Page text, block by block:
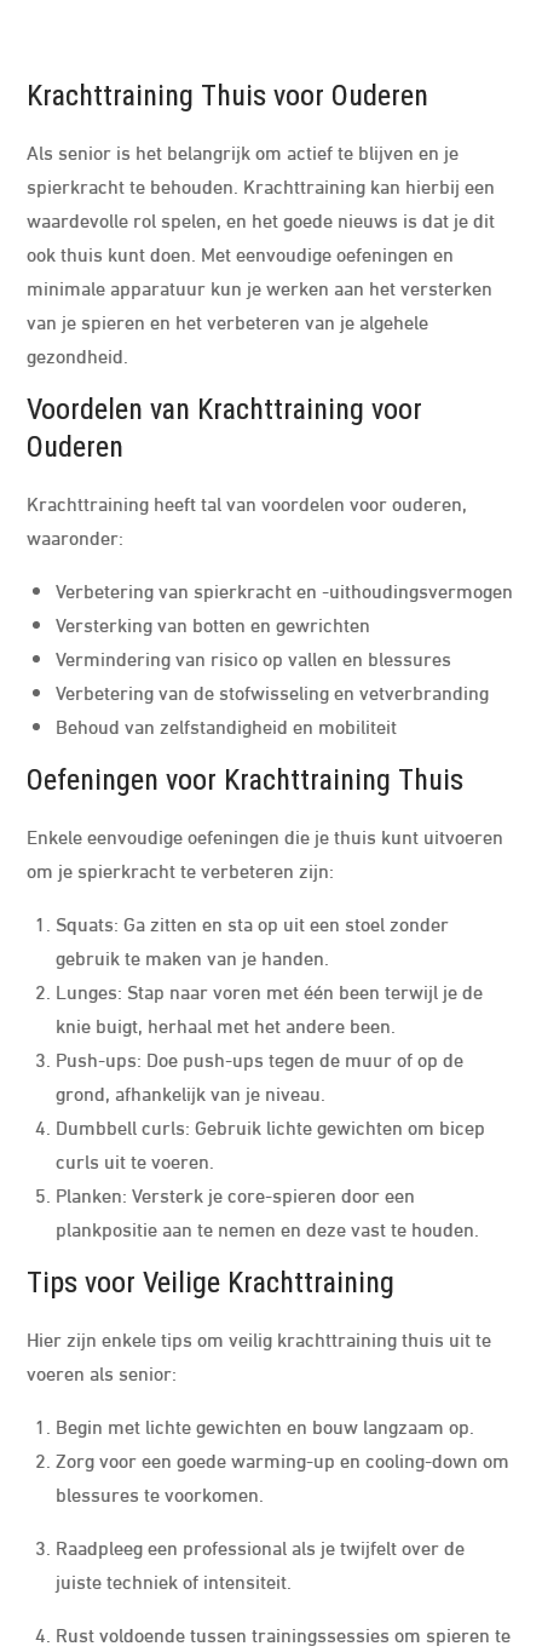
Krachttraining Thuis voor Ouderen
Als senior is het belangrijk om actief te blijven en je
spierkracht te behouden. Krachttraining kan hierbij een
waardevolle rol spelen, en het goede nieuws is dat je dit
ook thuis kunt doen. Met eenvoudige oefeningen en
minimale apparatuur kun je werken aan het versterken
van je spieren en het verbeteren van je algehele
gezondheid.
Voordelen van Krachttraining voor
Ouderen
Krachttraining heeft tal van voordelen voor ouderen,
waaronder:
Verbetering van spierkracht en -uithoudingsvermogen
Versterking van botten en gewrichten
Vermindering van risico op vallen en blessures
Verbetering van de stofwisseling en vetverbranding
Behoud van zelfstandigheid en mobiliteit
Oefeningen voor Krachttraining Thuis
Enkele eenvoudige oefeningen die je thuis kunt uitvoeren
om je spierkracht te verbeteren zijn:
Squats: Ga zitten en sta op uit een stoel zonder
gebruik te maken van je handen.
Lunges: Stap naar voren met één been terwijl je de
knie buigt, herhaal met het andere been.
Push-ups: Doe push-ups tegen de muur of op de
grond, afhankelijk van je niveau.
Dumbbell curls: Gebruik lichte gewichten om bicep
curls uit te voeren.
Planken: Versterk je core-spieren door een
plankpositie aan te nemen en deze vast te houden.
Tips voor Veilige Krachttraining
Hier zijn enkele tips om veilig krachttraining thuis uit te
voeren als senior:
Begin met lichte gewichten en bouw langzaam op.
Zorg voor een goede warming-up en cooling-down om
blessures te voorkomen.
Raadpleeg een professional als je twijfelt over de
juiste techniek of intensiteit.
Rust voldoende tussen trainingssessies om spieren te